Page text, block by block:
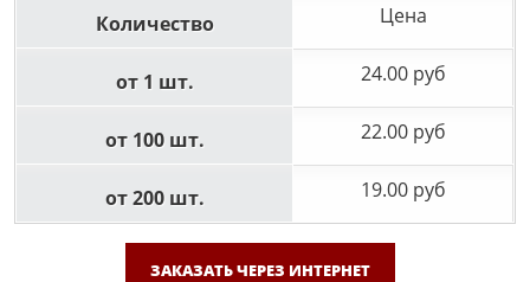
Количество Цена
от 1 шт. 24.00 руб
от 100 шт. 22.00 руб
от 200 шт. 19.00 руб
ЗАКАЗАТЬ ЧЕРЕЗ ИНТЕРНЕТ